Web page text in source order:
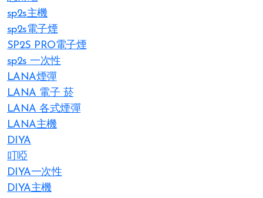
sp2s主機
sp2s電子煙
SP2S PRO電子煙
sp2s 一次性
LANA煙彈
LANA 電子 菸​
LANA 各式煙彈
LANA主機
DIYA
叮啞
DIYA一次性
DIYA主機